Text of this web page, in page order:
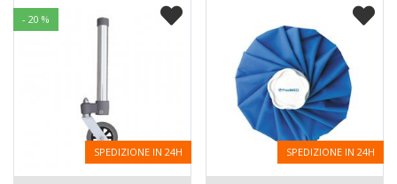
- 20 %
SPEDIZIONE IN 24H SPEDIZIONE IN 24H